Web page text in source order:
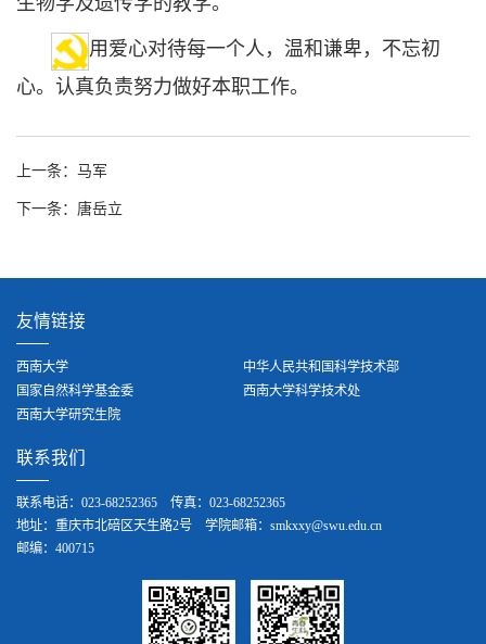
用爱心对待每一个人，温和谦卑，不忘初
心。认真负责努力做好本职工作。
上一条： 马军
下一条： 唐岳立
友情链接
西南大学
中华人民共和国科学技术部
国家自然科学基金委
西南大学科学技术处
西南大学研究生院
联系我们
联系电话：023-68252365 传真：023-68252365
地址：重庆市北碚区天生路2号 学院邮箱：smkxxy@swu.edu.cn
邮编：400715